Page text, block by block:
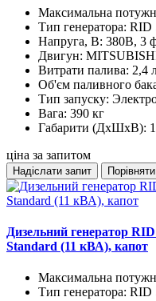
Максимальна
Тип генератора: RID
Напруга, В: 380В, 3
Двигун:
Витрати палива: 2,4
Об'єм паливного
Тип запуску:
Вага: 390 кг
Габарити (ДхШхВ):
ціна за запитом
Надіслати запит Порівняти
Дизельний генератор
Standard (11 кВА), капот
Максимальна
Тип генератора: RID